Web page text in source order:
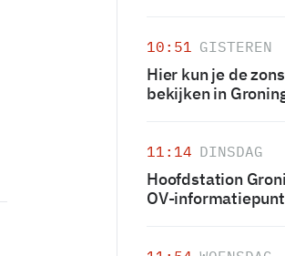
10:51 GISTEREN
Hier kun je de
bekijken in
11:14 DINSDAG
Hoofdstation
OV-informatiepunt